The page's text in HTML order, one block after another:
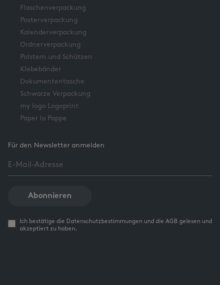
Flaschenverpackung
Posterverpackung
Kalenderverpackung
Ordnerverpackung
Polstern und Schützen
Klebebänder
Dokumententasche
Schwarze Verpackung
my logo Logoprint
Paper la Pappe
Für den Newsletter anmelden
Abonnieren
Ich bestätige die Datenschutzbestimmungen und die AGB gelesen und
akzeptiert zu haben.